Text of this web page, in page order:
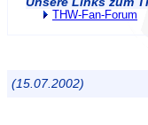
THW-Fan-Forum
(15.07.2002)